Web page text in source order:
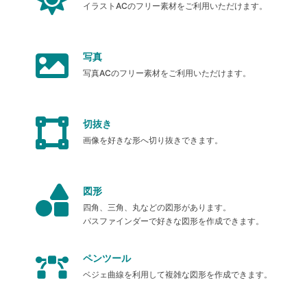
イラストACのフリー素材をご利用いただけます。
写真
写真ACのフリー素材をご利用いただけます。
切抜き
画像を好きな形へ切り抜きできます。
図形
四角、三角、丸などの図形があります。
パスファインダーで好きな図形を作成できます。
ペンツール
ベジェ曲線を利用して複雑な図形を作成できます。